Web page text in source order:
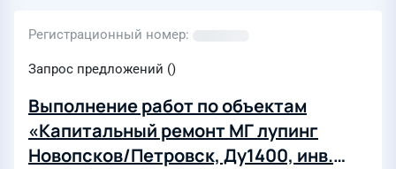
Регистрационный номер
Запрос предложений ()
Выполнение работ по объектам
«Капитальный ремонт МГ лупинг
Новопсков/Петровск, Ду1400, инв.